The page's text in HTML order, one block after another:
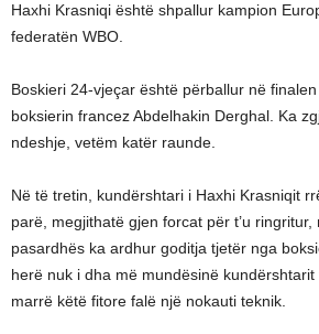
Haxhi Krasniqi është shpallur kampion
federatën WBO.
Boskieri 24-vjeçar është përballur në
boksierin francez Abdelhakin Derghal. Ka
ndeshje, vetëm katër raunde.
Në të tretin, kundërshtari i Haxhi Krasniqit
parë, megjithatë gjen forcat për t’u
pasardhës ka ardhur goditja tjetër nga
herë nuk i dha më mundësinë
marrë këtë fitore falë një nokauti teknik.